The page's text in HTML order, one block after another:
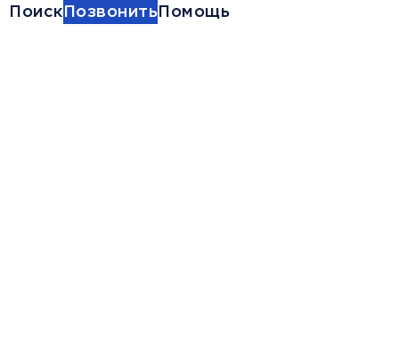
ПоискПозвонитьПомощь